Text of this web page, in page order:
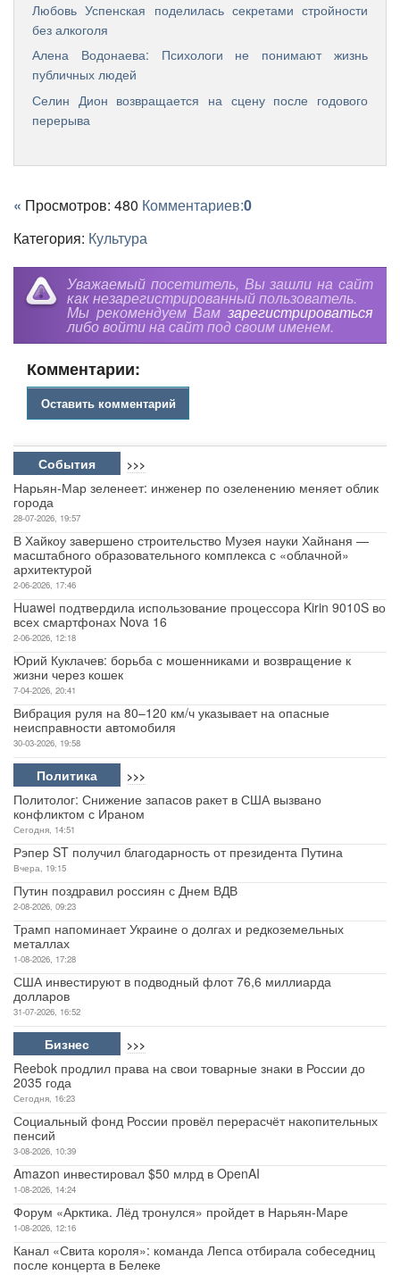
Любовь Успенская поделилась секретами стройности
без алкоголя
Алена Водонаева: Психологи не понимают жизнь
публичных людей
Селин Дион возвращается на сцену после годового
перерыва
« Просмотров: 480 Комментариев:0
Категория: Культура
Уважаемый посетитель, Вы зашли на сайт
как незарегистрированный пользователь.
Мы рекомендуем Вам зарегистрироваться
либо войти на сайт под своим именем.
Комментарии:
Оставить комментарий
События >>>
Нарьян-Мар зеленеет: инженер по озеленению меняет облик
города
28-07-2026, 19:57
В Хайкоу завершено строительство Музея науки Хайнаня —
масштабного образовательного комплекса с «облачной»
архитектурой
2-06-2026, 17:46
Huawei подтвердила использование процессора Kirin 9010S во
всех смартфонах Nova 16
2-06-2026, 12:18
Юрий Куклачев: борьба с мошенниками и возвращение к
жизни через кошек
7-04-2026, 20:41
Вибрация руля на 80–120 км/ч указывает на опасные
неисправности автомобиля
30-03-2026, 19:58
Политика >>>
Политолог: Снижение запасов ракет в США вызвано
конфликтом с Ираном
Сегодня, 14:51
Рэпер ST получил благодарность от президента Путина
Вчера, 19:15
Путин поздравил россиян с Днем ВДВ
2-08-2026, 09:23
Трамп напоминает Украине о долгах и редкоземельных
металлах
1-08-2026, 17:28
США инвестируют в подводный флот 76,6 миллиарда
долларов
31-07-2026, 16:52
Бизнес >>>
Reebok продлил права на свои товарные знаки в России до
2035 года
Сегодня, 16:23
Социальный фонд России провёл перерасчёт накопительных
пенсий
3-08-2026, 10:39
Amazon инвестировал $50 млрд в OpenAI
1-08-2026, 14:24
Форум «Арктика. Лёд тронулся» пройдет в Нарьян-Маре
1-08-2026, 12:16
Канал «Свита короля»: команда Лепса отбирала собеседниц
после концерта в Белеке